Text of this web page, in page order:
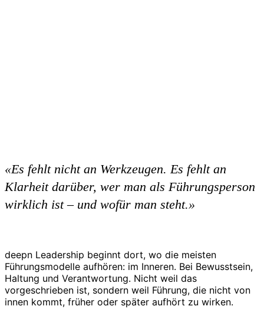
«Es fehlt nicht an Werkzeugen. Es fehlt an
Klarheit darüber, wer man als Führungsperson
wirklich ist – und wofür man steht.»
deepn Leadership beginnt dort, wo die meisten
Führungsmodelle aufhören: im Inneren. Bei Bewusstsein,
Haltung und Verantwortung. Nicht weil das
vorgeschrieben ist, sondern weil Führung, die nicht von
innen kommt, früher oder später aufhört zu wirken.